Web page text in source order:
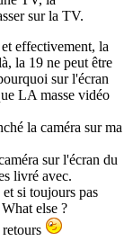
sur la TV.
effectivement, la
la 19 ne peut être
sur l'écran
LA masse vidéo
la caméra sur ma
sur l'écran du
livré avec.
si toujours pas
else ?